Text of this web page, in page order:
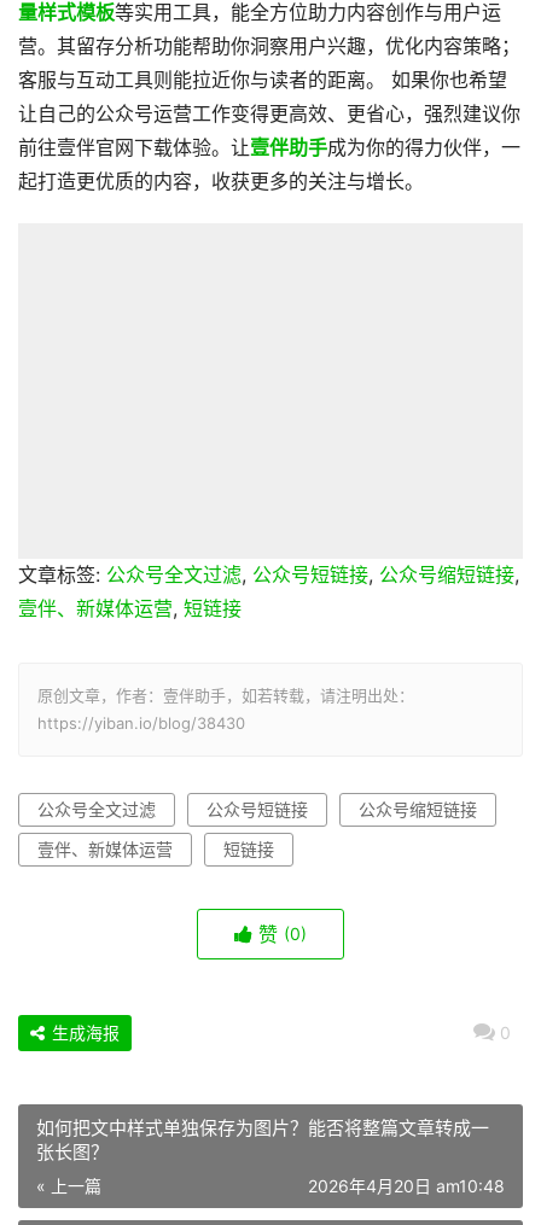
量样式模板等实用工具，能全方位助力内容创作与用户运
营。其留存分析功能帮助你洞察用户兴趣，优化内容策略；
客服与互动工具则能拉近你与读者的距离。 如果你也希望
让自己的公众号运营工作变得更高效、更省心，强烈建议你
前往壹伴官网下载体验。让壹伴助手成为你的得力伙伴，一
起打造更优质的内容，收获更多的关注与增长。
文章标签: 公众号全文过滤, 公众号短链接, 公众号缩短链接,
壹伴、新媒体运营, 短链接
原创文章，作者：壹伴助手，如若转载，请注明出处：
https://yiban.io/blog/38430
公众号全文过滤 公众号短链接
公众号缩短链接
壹伴、新媒体运营
短链接
赞 (0)
0
生成海报
如何把文中样式单独保存为图片？能否将整篇文章转成一
张长图？
« 上一篇 2026年4月20日 am10:48